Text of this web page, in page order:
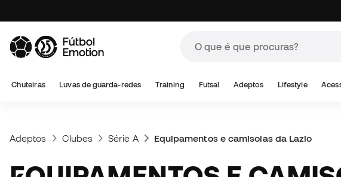
Chuteiras Luvas de guarda-redes Training Futsal Adeptos Lifestyle
Adeptos Clubes Série A Equipamentos e camisolas da Lazio